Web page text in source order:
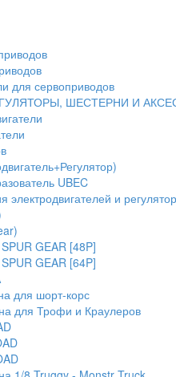
для сервоприводов
ШЕСТЕРНИ И
UBEC
и
GEAR [48P]
GEAR [64P]
для шорт-корс
для Трофи и Краулеров